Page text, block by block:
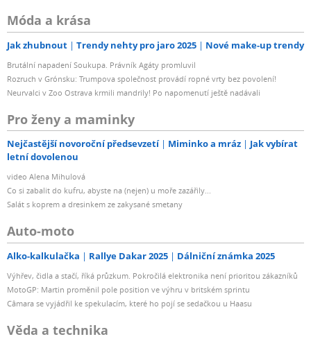
Móda a krása
Jak zhubnout Trendy nehty pro jaro 2025 Nové make-up trendy
Brutální napadení Soukupa. Právník Agáty promluvil
Rozruch v Grónsku: Trumpova společnost provádí ropné vrty bez povolení!
Neurvalci v Zoo Ostrava krmili mandrily! Po napomenutí ještě nadávali
Pro ženy a maminky
Nejčastější novoroční předsevzetí Miminko a mráz
Jak vybírat
letní dovolenou
video Alena Mihulová
Co si zabalit do kufru, abyste na (nejen) u moře zazářily...
Salát s koprem a dresinkem ze zakysané smetany
Auto-moto
Alko-kalkulačka Rallye Dakar 2025 Dálniční známka 2025
Výhřev, čidla a stačí, říká průzkum. Pokročilá elektronika není prioritou zákazníků
MotoGP: Martin proměnil pole position ve výhru v britském sprintu
Câmara se vyjádřil ke spekulacím, které ho pojí se sedačkou u Haasu
Věda a technika